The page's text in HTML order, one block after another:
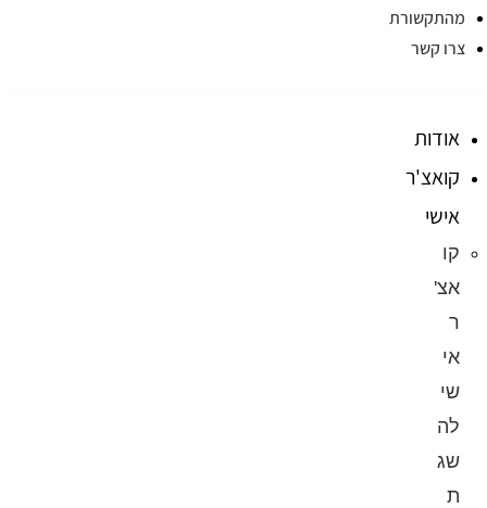
מהתקשורת
צרו קשר
אודות
קואצ'ר
אישי
קו
אצ'
אי
שי
לה
שג
ת